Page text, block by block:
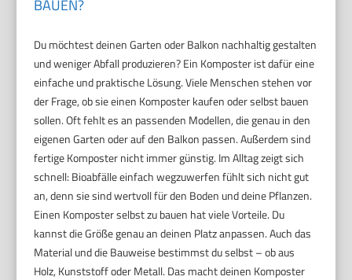
BAUEN?
Du möchtest deinen Garten oder Balkon nachhaltig gestalten
und weniger Abfall produzieren? Ein Komposter ist dafür eine
einfache und praktische Lösung. Viele Menschen stehen vor
der Frage, ob sie einen Komposter kaufen oder selbst bauen
sollen. Oft fehlt es an passenden Modellen, die genau in den
eigenen Garten oder auf den Balkon passen. Außerdem sind
fertige Komposter nicht immer günstig. Im Alltag zeigt sich
schnell: Bioabfälle einfach wegzuwerfen fühlt sich nicht gut
an, denn sie sind wertvoll für den Boden und deine Pflanzen.
Einen Komposter selbst zu bauen hat viele Vorteile. Du
kannst die Größe genau an deinen Platz anpassen. Auch das
Material und die Bauweise bestimmst du selbst – ob aus
Holz, Kunststoff oder Metall. Das macht deinen Komposter